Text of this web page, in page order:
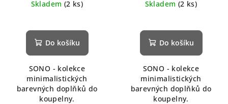
Skladem (2 ks)
Do košíku
SONO - kolekce
minimalistických
barevných doplňků do
koupelny.
Skladem (2 ks)
Do košíku
SONO - kolekce
minimalistických
barevných doplňků do
koupelny.